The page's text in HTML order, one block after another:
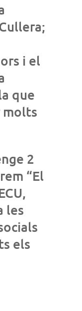
i el
que
molts
2
“El
les
els